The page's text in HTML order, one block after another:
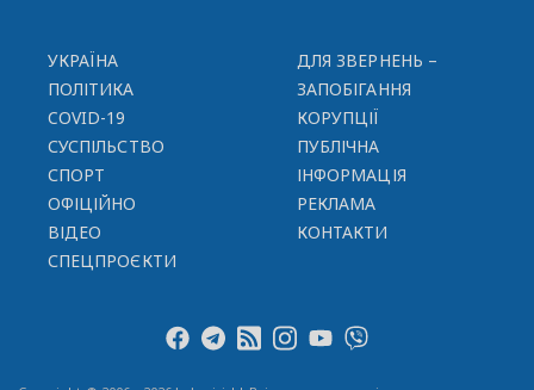
УКРАЇНА
ПОЛІТИКА
COVID-19
СУСПІЛЬСТВО
СПОРТ
ОФІЦІЙНО
ВІДЕО
СПЕЦПРОЄКТИ
ДЛЯ ЗВЕРНЕНЬ –
ЗАПОБІГАННЯ
КОРУПЦІЇ
ПУБЛІЧНА
ІНФОРМАЦІЯ
РЕКЛАМА
КОНТАКТИ